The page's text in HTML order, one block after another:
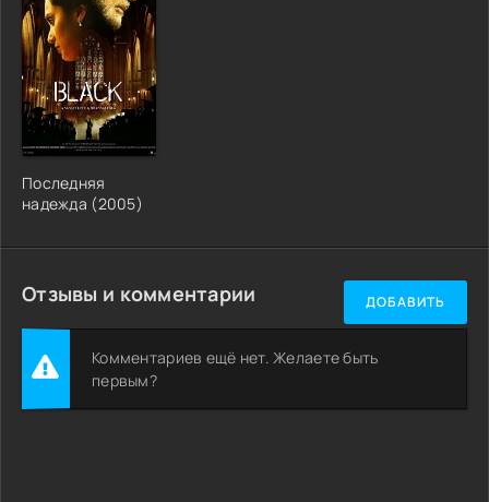
Последняя
надежда (2005)
Отзывы и комментарии ДОБАВИТЬ
Комментариев ещё нет. Желаете быть
первым?